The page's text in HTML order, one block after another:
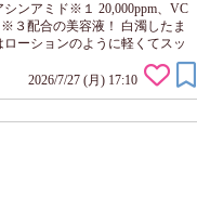
ンアミド※１ 20,000ppm、VC
３配合の美容液！ 白濁したま
ーションのように軽くてスッ
ます！ そしてゼラニウムやサ
れたフレッシュブーケパンチの
・・コロンとか出ないかなぁ。
2026/7/27 (月) 17:10